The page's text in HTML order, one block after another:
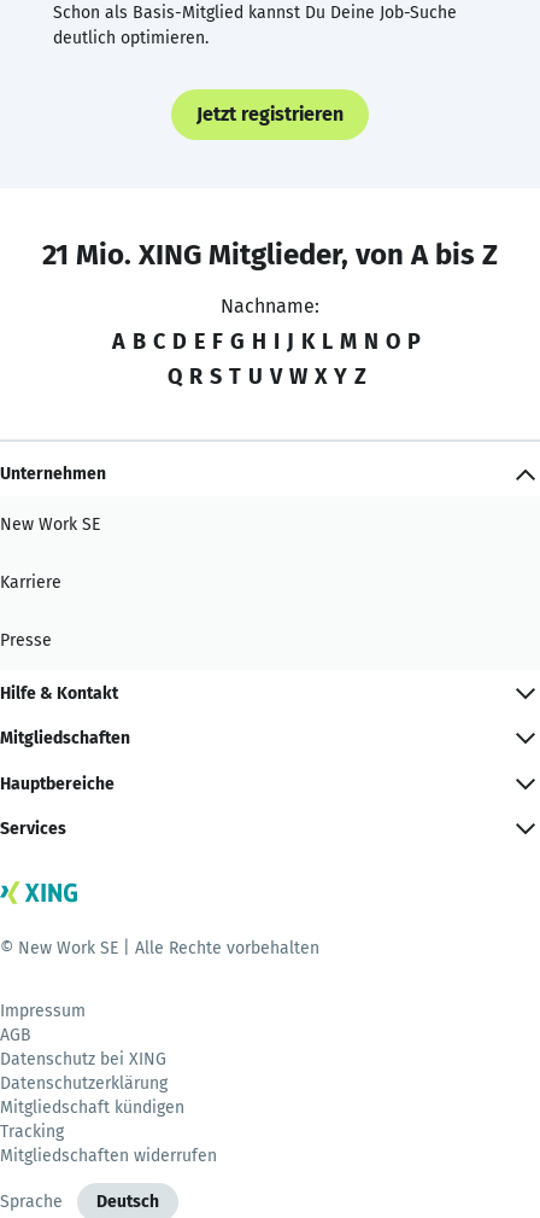
Schon als Basis-Mitglied kannst Du Deine Job-Suche
deutlich optimieren.
Jetzt registrieren
21 Mio. XING Mitglieder, von A bis Z
Nachname:
A B C D E F G H I J K L M N O P
Q R S T U V W X Y Z
Unternehmen
New Work SE
Karriere
Presse
Hilfe & Kontakt
Mitgliedschaften
Hauptbereiche
Services
© New Work SE | Alle Rechte vorbehalten
Impressum
AGB
Datenschutz bei XING
Datenschutzerklärung
Mitgliedschaft kündigen
Tracking
Mitgliedschaften widerrufen
Sprache Deutsch